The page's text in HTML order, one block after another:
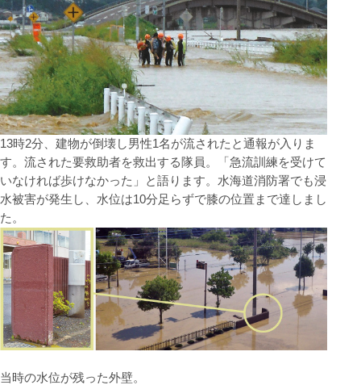
13時2分、建物が倒壊し男性1名が流されたと通報が入りま
す。流された要救助者を救出する隊員。「急流訓練を受けて
いなければ歩けなかった」と語ります。水海道消防署でも浸
水被害が発生し、水位は10分足らずで膝の位置まで達しまし
た。
当時の水位が残った外壁。